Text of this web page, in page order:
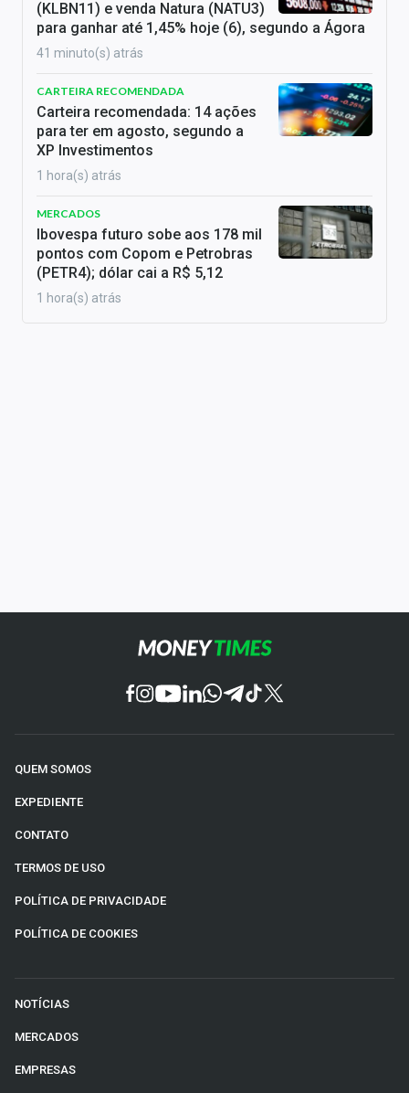
(KLBN11) e venda Natura (NATU3)
para ganhar até 1,45% hoje (6), segundo a Ágora
41 minuto(s) atrás
CARTEIRA RECOMENDADA
Carteira recomendada: 14 ações
para ter em agosto, segundo a
XP Investimentos
1 hora(s) atrás
MERCADOS
Ibovespa futuro sobe aos 178 mil
pontos com Copom e Petrobras
(PETR4); dólar cai a R$ 5,12
1 hora(s) atrás
QUEM SOMOS
EXPEDIENTE
CONTATO
TERMOS DE USO
POLÍTICA DE PRIVACIDADE
POLÍTICA DE COOKIES
NOTÍCIAS
MERCADOS
EMPRESAS